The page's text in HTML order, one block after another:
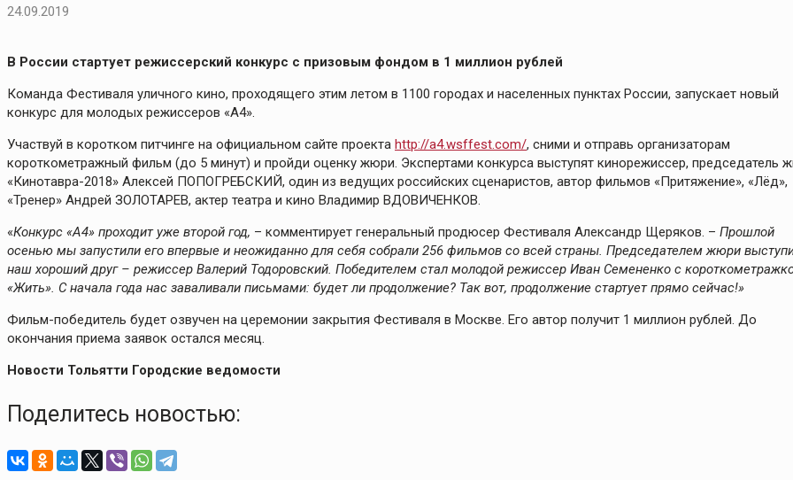
24.09.2019
В России стартует режиссерский конкурс с призовым фондом в 1 миллион рублей
Команда Фестиваля уличного кино, проходящего этим летом в 1100 городах и населенных пунктах России, запускает новый
конкурс для молодых режиссеров «А4».
Участвуй в коротком питчинге на официальном сайте проекта http://a4.wsffest.com/, сними и отправь организаторам
короткометражный фильм (до 5 минут) и пройди оценку жюри. Экспертами конкурса выступят кинорежиссер, председатель
«Кинотавра-2018» Алексей ПОПОГРЕБСКИЙ, один из ведущих российских сценаристов, автор фильмов «Притяжение», «Лёд»,
«Тренер» Андрей ЗОЛОТАРЕВ, актер театра и кино Владимир ВДОВИЧЕНКОВ.
«Конкурс «А4» проходит уже второй год, – комментирует генеральный продюсер Фестиваля Александр Щеряков. – Прошлой
осенью мы запустили его впервые и неожиданно для себя собрали 256 фильмов со всей страны. Председателем жюри
наш хороший друг – режиссер Валерий Тодоровский. Победителем стал молодой режиссер Иван Семененко с
«Жить». С начала года нас заваливали письмами: будет ли продолжение? Так вот, продолжение стартует прямо сейчас!»
Фильм-победитель будет озвучен на церемонии закрытия Фестиваля в Москве. Его автор получит 1 миллион рублей. До
окончания приема заявок остался месяц.
Новости Тольятти Городские ведомости
Поделитесь новостью: